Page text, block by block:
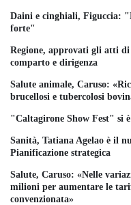
Daini e cinghiali, Figuccia:
forte"
Regione, approvati gli atti
comparto e dirigenza
Salute animale, Caruso:
brucellosi e tubercolosi
"Caltagirone Show Fest" si
Sanità, Tatiana Agelao è il
Pianificazione strategica
Salute, Caruso: «Nelle
milioni per aumentare le
convenzionata»